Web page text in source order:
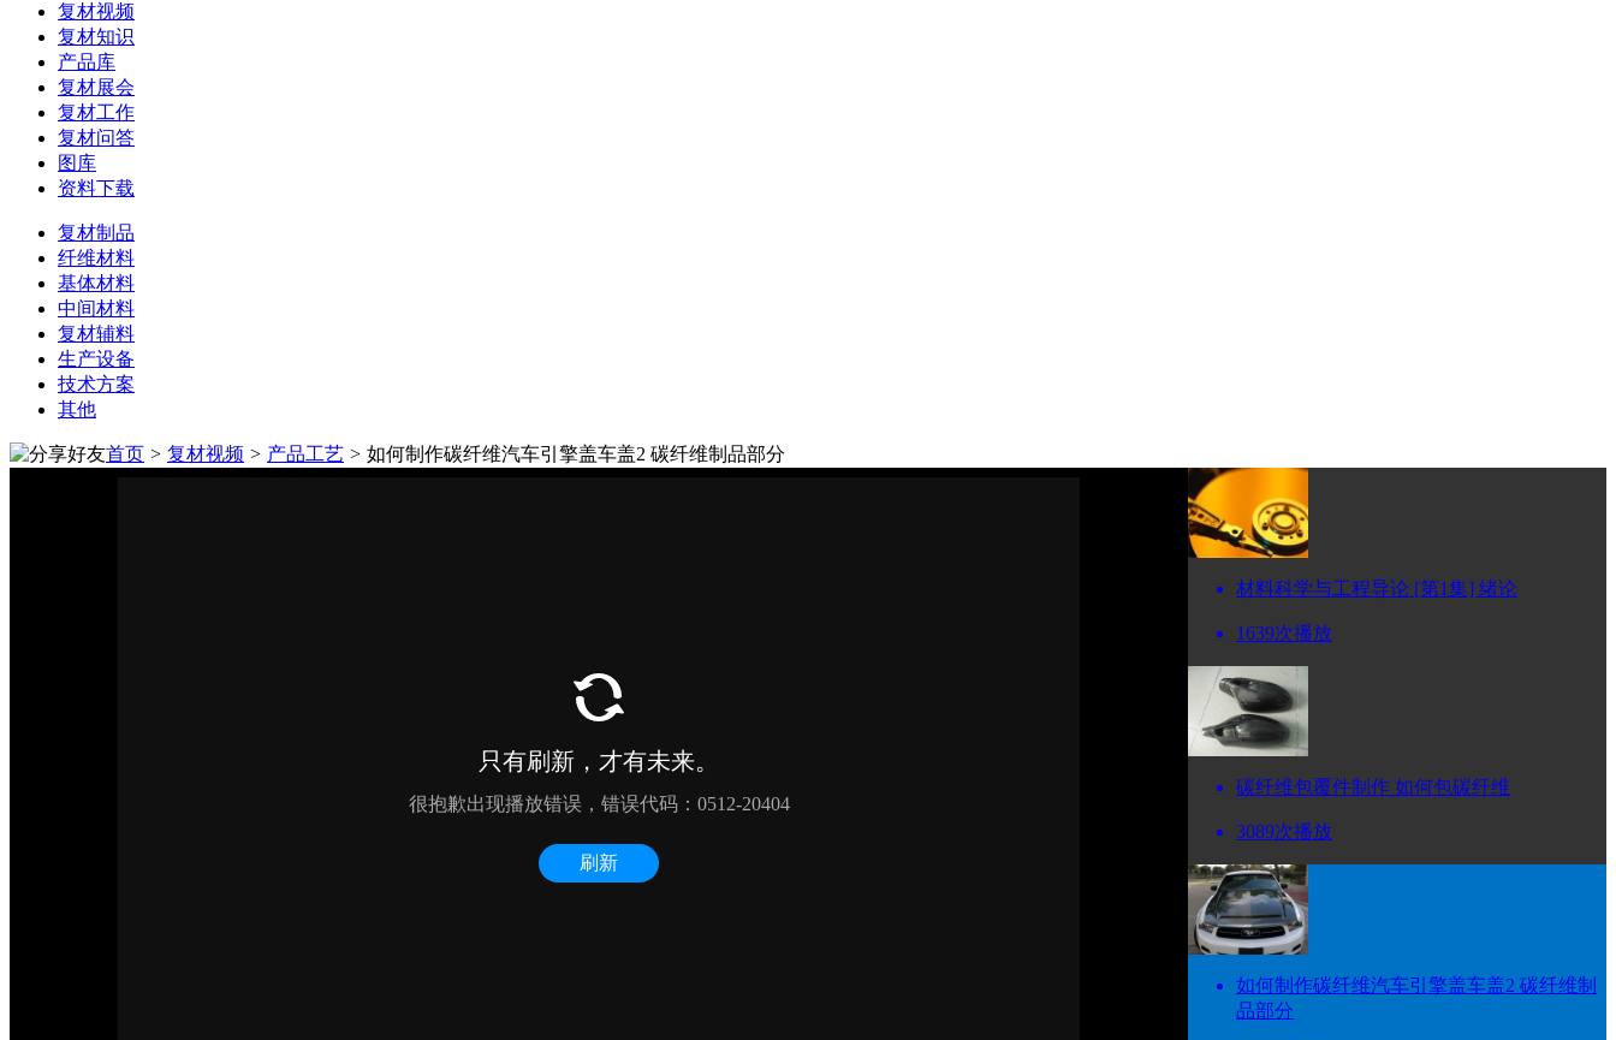
复材视频
复材知识
产品库
复材展会
复材工作
复材问答
图库
资料下载
复材制品
纤维材料
基体材料
中间材料
复材辅料
生产设备
技术方案
其他
首页 > 复材视频 > 产品工艺 > 如何制作碳纤维汽车引擎盖车盖2 碳纤维制品部分
材料科学与工程导论 [第1集] 绪论
1639次播放
碳纤维包覆件制作 如何包碳纤维
3089次播放
如何制作碳纤维汽车引擎盖车盖2 碳纤维制
品部分